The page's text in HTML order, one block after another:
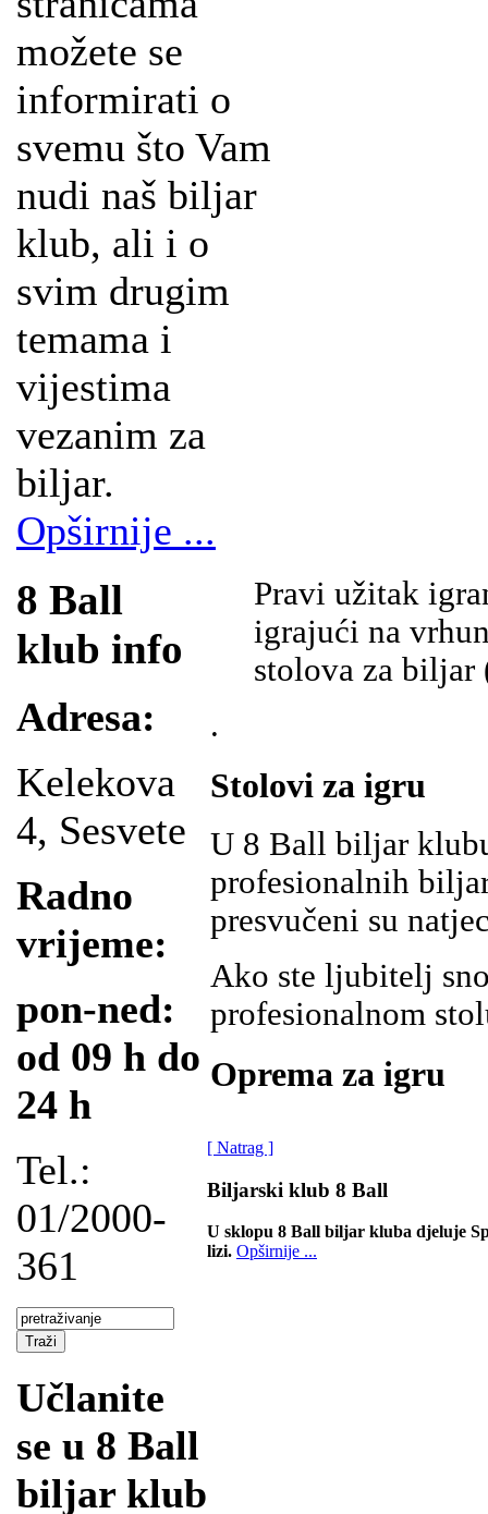
možete se
informirati o
svemu što Vam
nudi naš biljar
klub, ali i o
svim drugim
temama i
vijestima
vezanim za
biljar.
Opširnije ...
8 Ball
klub info
Adresa:
Kelekova
4, Sesvete
Radno
vrijeme:
pon-ned:
od 09 h do
24 h
Tel.:
01/2000-
361
Učlanite
se u 8 Ball
biljar klub
Pravi užitak
igrajući na
stolova za biljar
.
Stolovi za igru
U 8 Ball biljar
profesionalnih
presvučeni su
Ako ste ljubitelj
profesionalnom
Oprema za igru
[ Natrag ]
Biljarski klub 8 Ball
U sklopu 8 Ball biljar kluba djeluje
lizi. Opširnije ...